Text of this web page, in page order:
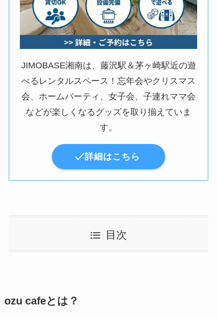
JIMOBASE湘南は、藤沢駅＆茅ヶ崎駅近の遊
べるレンタルスペース！忘年会やクリスマス
会、ホームパーティ、女子会、子連れママ会
などが楽しくなるグッズを取り揃えていま
す。
詳細はこちら
目次
ozu cafeとは？